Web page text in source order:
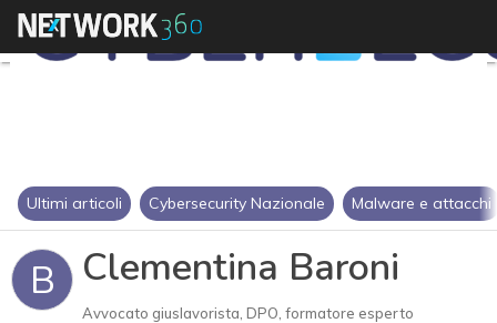
Ultimi articoli Cybersecurity Nazionale Malware e attacchi
B Clementina Baroni
Avvocato giuslavorista, DPO, formatore esperto